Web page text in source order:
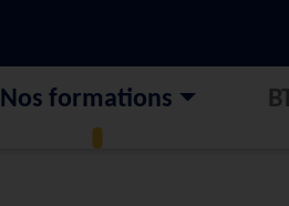
Nos formations